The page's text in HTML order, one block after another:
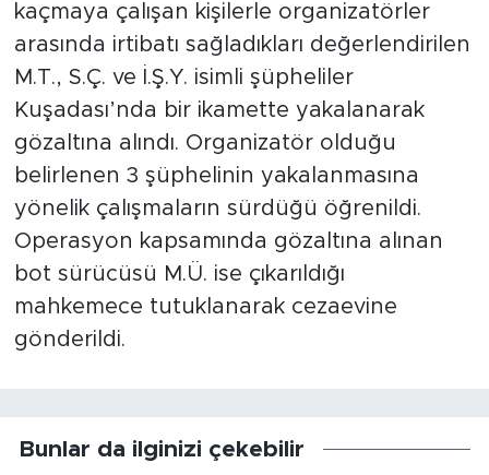
kaçmaya çalışan kişilerle organizatörler
arasında irtibatı sağladıkları değerlendirilen
M.T., S.Ç. ve İ.Ş.Y. isimli şüpheliler
Kuşadası’nda bir ikamette yakalanarak
gözaltına alındı. Organizatör olduğu
belirlenen 3 şüphelinin yakalanmasına
yönelik çalışmaların sürdüğü öğrenildi.
Operasyon kapsamında gözaltına alınan
bot sürücüsü M.Ü. ise çıkarıldığı
mahkemece tutuklanarak cezaevine
gönderildi.
Bunlar da ilginizi çekebilir